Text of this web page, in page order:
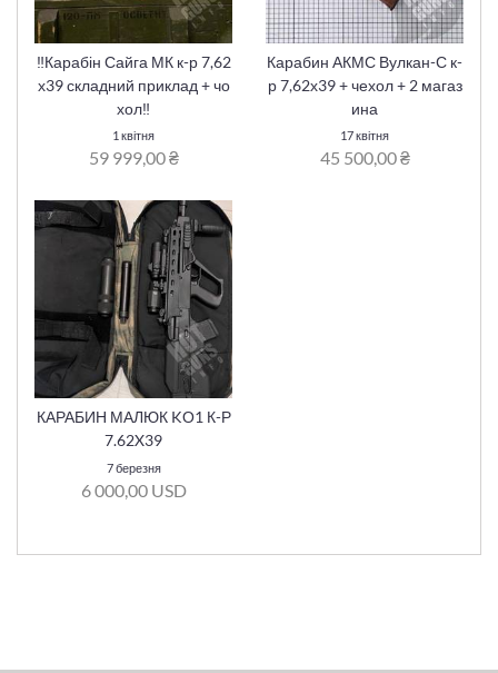
‼️Карабін Сайга МК к-р 7,62
х39 складний приклад + чо
хол‼️
1 квітня
59 999,00 ₴
Карабин АКМС Вулкан-С к-
р 7,62х39 + чехол + 2 магаз
ина
17 квітня
45 500,00 ₴
КАРАБИН МАЛЮК KО1 К-Р
7.62X39
7 березня
6 000,00 USD